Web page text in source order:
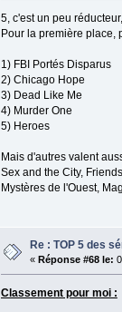
5, c'est un peu
Pour la première place,
1) FBI Portés Disparus
2) Chicago Hope
3) Dead Like Me
4) Murder One
5) Heroes
Mais d'autres valent
Sex and the City,
Mystères de l'Ouest,
Re : TOP 5 des
« Réponse #68 le:
Classement pour moi :